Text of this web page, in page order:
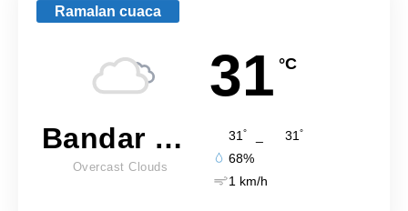
Ramalan cuaca
31 °C
Bandar Lampung
Overcast Clouds
31 ° 31 °
68%
1 km/h